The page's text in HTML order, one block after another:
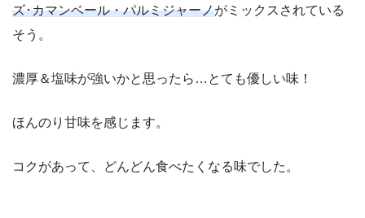
ズ･カマンベール・パルミジャーノがミックスされている
そう。
濃厚＆塩味が強いかと思ったら…とても優しい味！
ほんのり甘味を感じます。
コクがあって、どんどん食べたくなる味でした。